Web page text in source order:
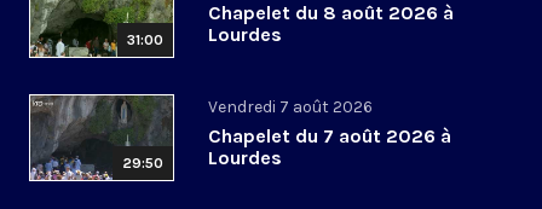
31:00
Chapelet du 8 août 2026 à
Lourdes
29:50
Vendredi 7 août 2026
Chapelet du 7 août 2026 à
Lourdes